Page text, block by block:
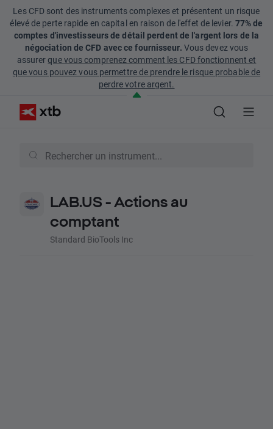
Les CFD sont des instruments complexes et présentent un risque
élevé de perte rapide en capital en raison de l'effet de levier. 77% de
comptes d'investisseurs de détail perdent de l'argent lors de la
négociation de CFD avec ce fournisseur. Vous devez vous
assurerque vous comprenez comment les CFD fonctionnent et
que vous pouvez vous permettre de prendre le risque probable de
perdre votre argent.
LAB.US - Actions au
comptant
Standard BioTools Inc